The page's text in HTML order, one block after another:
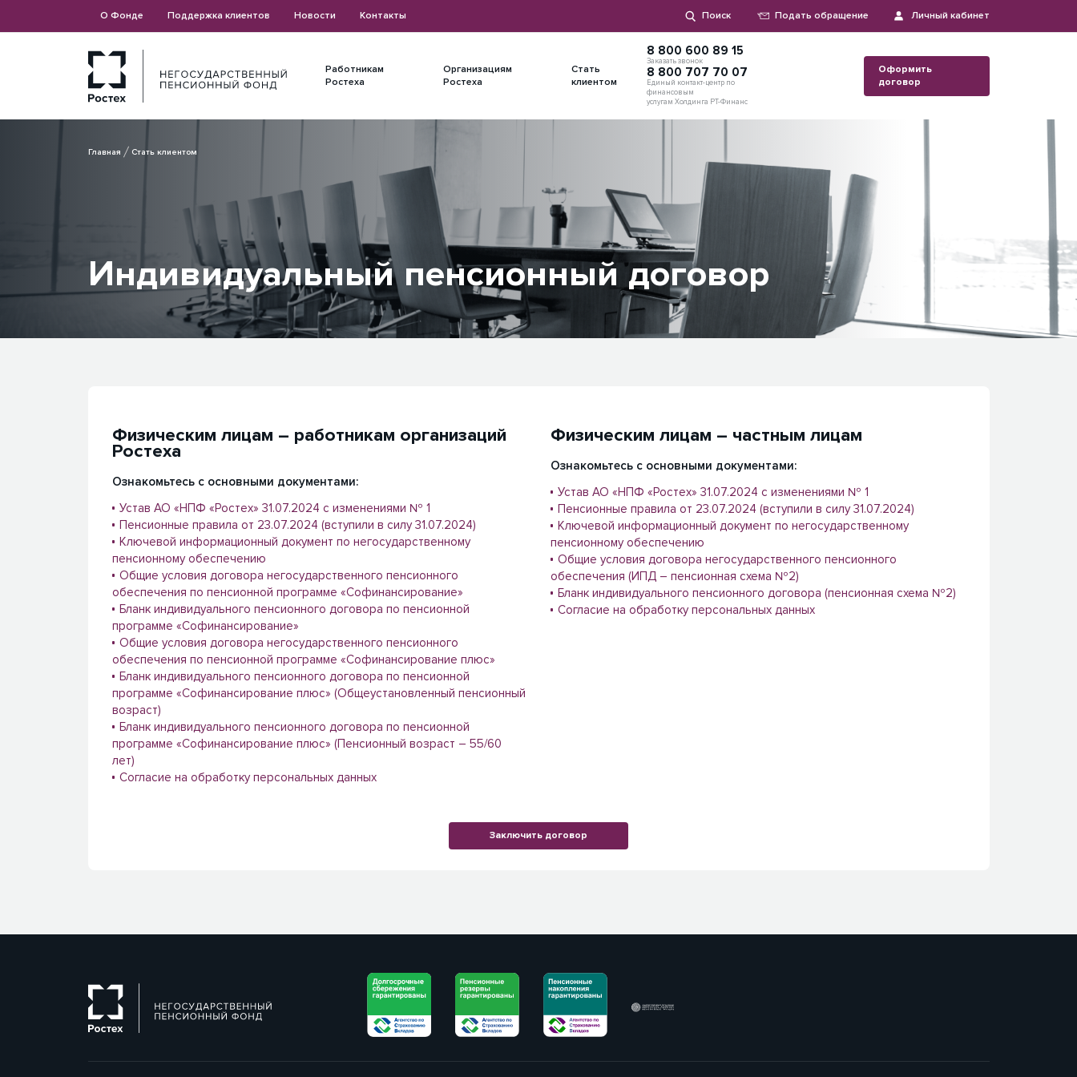
О Фонде Поддержка клиентов Новости Контакты Поиск Подать обращение Личный кабинет
Работникам
Ростеха
Организациям
Ростеха
Стать
клиентом
8 800 600 89 15
Заказать звонок
8 800 707 70 07
Единый контакт-центр по
финансовым
услугам Холдинга РТ-Финанс
Оформить
договор
Главная Стать клиентом
Индивидуальный пенсионный договор
Физическим лицам – работникам организаций
Ростеха
Ознакомьтесь с основными документами:
Устав АО «НПФ «Ростех» 31.07.2024 с изменениями № 1
Пенсионные правила от 23.07.2024 (вступили в силу 31.07.2024)
Ключевой информационный документ по негосударственному
пенсионному обеспечению
Общие условия договора негосударственного пенсионного
обеспечения по пенсионной программе «Софинансирование»
Бланк индивидуального пенсионного договора по пенсионной
программе «Софинансирование»
Общие условия договора негосударственного пенсионного
обеспечения по пенсионной программе «Софинансирование плюс»
Бланк индивидуального пенсионного договора по пенсионной
программе «Софинансирование плюс» (Общеустановленный пенсионный
возраст)
Бланк индивидуального пенсионного договора по пенсионной
программе «Софинансирование плюс» (Пенсионный возраст – 55/60
лет)
Согласие на обработку персональных данных
Физическим лицам – частным лицам
Ознакомьтесь с основными документами:
Устав АО «НПФ «Ростех» 31.07.2024 с изменениями № 1
Пенсионные правила от 23.07.2024 (вступили в силу 31.07.2024)
Ключевой информационный документ по негосударственному
пенсионному обеспечению
Общие условия договора негосударственного пенсионного
обеспечения (ИПД – пенсионная схема №2)
Бланк индивидуального пенсионного договора (пенсионная схема №2)
Согласие на обработку персональных данных
Заключить договор